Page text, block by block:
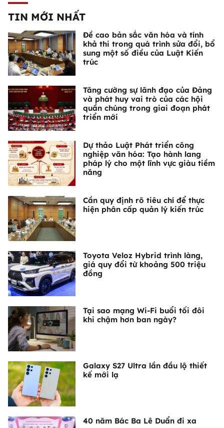
TIN MỚI NHẤT
Đề cao bản sắc văn hóa và tính
khả thi trong quá trình sửa đổi, bổ
sung một số điều của Luật Kiến
trúc
Tăng cường sự lãnh đạo của Đảng
và phát huy vai trò của các hội
quần chúng trong giai đoạn phát
triển mới
Dự thảo Luật Phát triển công
nghiệp văn hóa: Tạo hành lang
pháp lý cho một lĩnh vực giàu tiềm
năng
Cần quy định rõ tiêu chí để thực
hiện phân cấp quản lý kiến trúc
Toyota Veloz Hybrid trình làng,
giá quy đổi từ khoảng 500 triệu
đồng
Tại sao mạng Wi-Fi buổi tối đôi
khi chậm hơn ban ngày?
Galaxy S27 Ultra lần đầu lộ thiết
kế mới lạ
40 năm Bác Ba Lê Duẩn đi xa